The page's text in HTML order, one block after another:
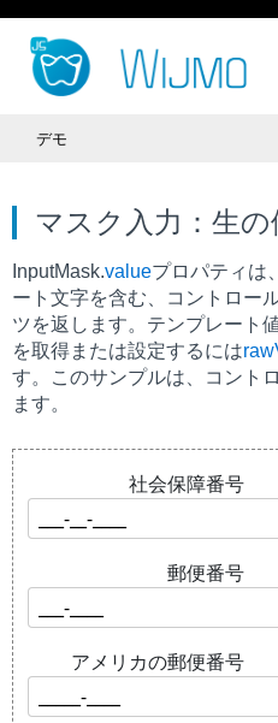
デモ
マスク入力：生の
InputMask.valueプロパティは
ート文字を含む、コントロー
ツを返します。テンプレート
を取得または設定するには
す。このサンプルは、コント
ます。